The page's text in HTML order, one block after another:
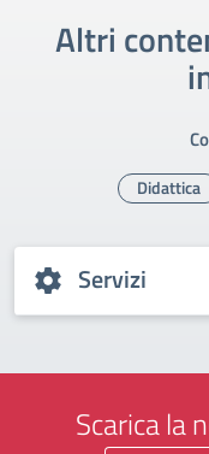
Altri
Didattica
Servizi
Scarica la